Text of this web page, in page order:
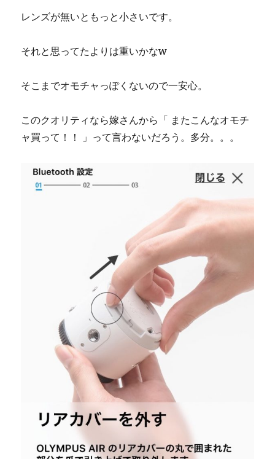
レンズが無いともっと小さいです。
それと思ってたよりは重いかなw
そこまでオモチャっぽくないので一安心。
このクオリティなら嫁さんから「 またこんなオモチ
ャ買って！！ 」って言わないだろう。多分。。。